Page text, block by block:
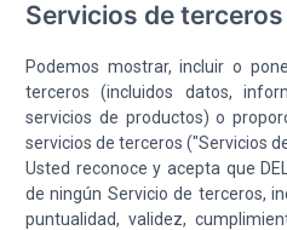
Servicios de terceros
Podemos mostrar, incluir o
terceros (incluidos datos,
servicios de productos) o
servicios de terceros ("Servicios
Usted reconoce y acepta que
de ningún Servicio de terceros,
puntualidad, validez,